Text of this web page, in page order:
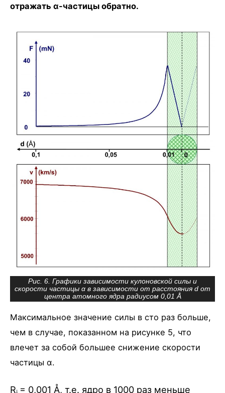
отражать α-частицы обратно.
Рис. 6. Графики зависимости кулоновской силы и
скорости частицы α в зависимости от расстояния d от
центра атомного ядра радиусом 0,01 Å
Максимальное значение силы в сто раз больше,
чем в случае, показанном на рисунке 5, что
влечет за собой большее снижение скорости
частицы α.
R = 0,001 Å, т.е. ядро в 1000 раз меньше